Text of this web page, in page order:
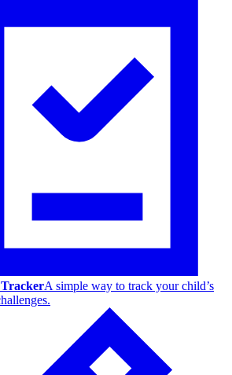
A simple way to track your child’s